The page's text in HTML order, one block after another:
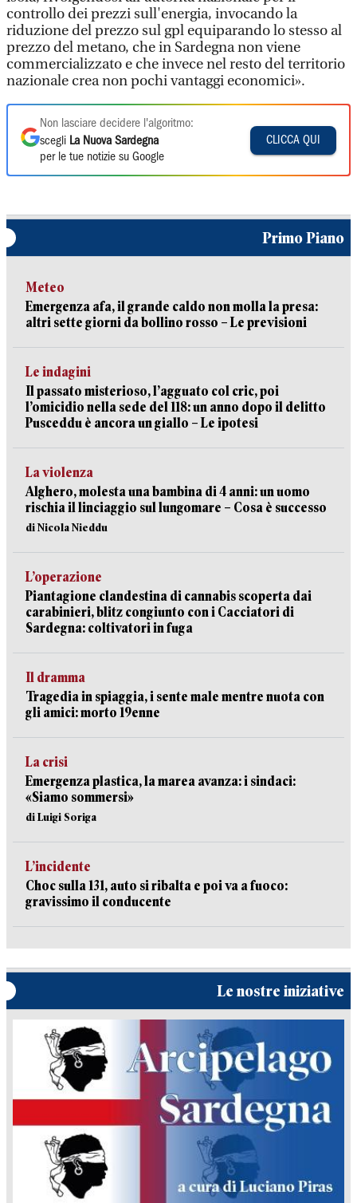
controllo dei prezzi sull'energia, invocando la
riduzione del prezzo sul gpl equiparando lo stesso al
prezzo del metano, che in Sardegna non viene
commercializzato e che invece nel resto del territorio
nazionale crea non pochi vantaggi economici».
Non lasciare decidere l'algoritmo:
scegli La Nuova Sardegna
per le tue notizie su Google
CLICCA QUI
Primo Piano
Meteo
Emergenza afa, il grande caldo non molla la presa:
altri sette giorni da bollino rosso – Le previsioni
Le indagini
Il passato misterioso, l’agguato col cric, poi
l’omicidio nella sede del 118: un anno dopo il delitto
Pusceddu è ancora un giallo – Le ipotesi
La violenza
Alghero, molesta una bambina di 4 anni: un uomo
rischia il linciaggio sul lungomare – Cosa è successo
di Nicola Nieddu
L’operazione
Piantagione clandestina di cannabis scoperta dai
carabinieri, blitz congiunto con i Cacciatori di
Sardegna: coltivatori in fuga
Il dramma
Tragedia in spiaggia, i sente male mentre nuota con
gli amici: morto 19enne
La crisi
Emergenza plastica, la marea avanza: i sindaci:
«Siamo sommersi»
di Luigi Soriga
L’incidente
Choc sulla 131, auto si ribalta e poi va a fuoco:
gravissimo il conducente
Le nostre iniziative